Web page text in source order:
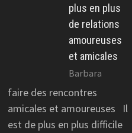
plus en plus
de relations
amoureuses
et amicales
Barbara
faire des rencontres
amicales et amoureuses Il
est de plus en plus difficile